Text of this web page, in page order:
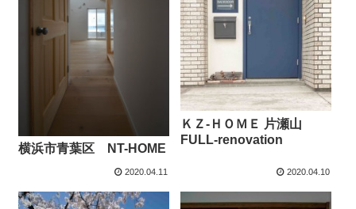
横浜市青葉区 NT-HOME
2020.04.11
ＫＺ-ＨＯＭＥ 片瀬山
FULL-renovation
2020.04.10